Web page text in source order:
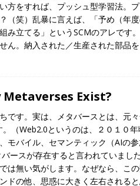
方をすれば、プッシュ型学習法。
（笑）乱暴に言えば、「予め（年
み立てる」というSCMのアレです
ん。納入された／生産された部品
Metaverses Exist?
す。実は、メタバースとは、元
（Web2.0というのは、２０１０
モバイル、セマンティック（AIの
ースが存在すると言われていまし
は無い気がします。なぜなら、こ
の他、思惑に大きく左右されると